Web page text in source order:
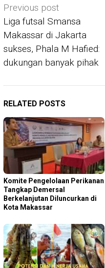
Post
navigation
Previous post
Liga futsal Smansa
Makassar di Jakarta
sukses, Phala M Hafied:
dukungan banyak pihak
RELATED POSTS
Komite Pengelolaan Perikanan
Tangkap Demersal
Berkelanjutan Diluncurkan di
Kota Makassar